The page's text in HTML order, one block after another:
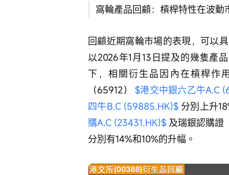
窩輪產品回顧：槓桿特性在波動
回顧近期窩輪市場的表現，可以
以2026年1月13日提及的幾隻產
下，相關衍生品因內在槓桿作
（65912） $港交中銀六乙牛A.C
四牛B.C (59885.HK)$ 分別上升
購A.C (23431.HK)$ 及瑞銀認購
分別有14%和10%的升幅。